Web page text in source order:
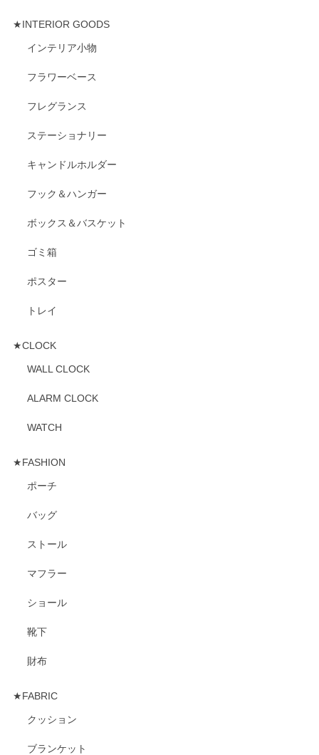
★INTERIOR GOODS
インテリア小物
フラワーベース
フレグランス
ステーショナリー
キャンドルホルダー
フック＆ハンガー
ボックス＆バスケット
ゴミ箱
ポスター
トレイ
★CLOCK
WALL CLOCK
ALARM CLOCK
WATCH
★FASHION
ポーチ
バッグ
ストール
マフラー
ショール
靴下
財布
★FABRIC
クッション
ブランケット